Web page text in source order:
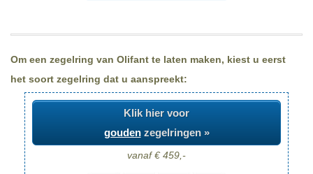
Om een zegelring van Olifant te laten maken, kiest u eerst
het soort zegelring dat u aanspreekt:
Klik hier voor
goudenzegelringen »
vanaf € 459,-